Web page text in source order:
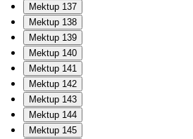
Mektup 137
Mektup 138
Mektup 139
Mektup 140
Mektup 141
Mektup 142
Mektup 143
Mektup 144
Mektup 145